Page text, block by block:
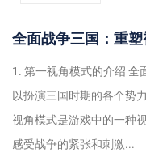
全面战争三国：重
1. 第一视角模式的介绍 全
以扮演三国时期的各个势
视角模式是游戏中的一种
感受战争的紧张和刺激...